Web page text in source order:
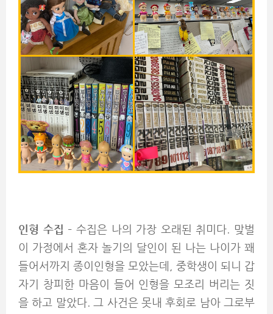
인형 수집 – 수집은 나의 가장 오래된 취미다. 맞벌
이 가정에서 혼자 놀기의 달인이 된 나는 나이가 꽤
들어서까지 종이인형을 모았는데, 중학생이 되니 갑
자기 창피한 마음이 들어 인형을 모조리 버리는 짓
을 하고 말았다. 그 사건은 못내 후회로 남아 그로부